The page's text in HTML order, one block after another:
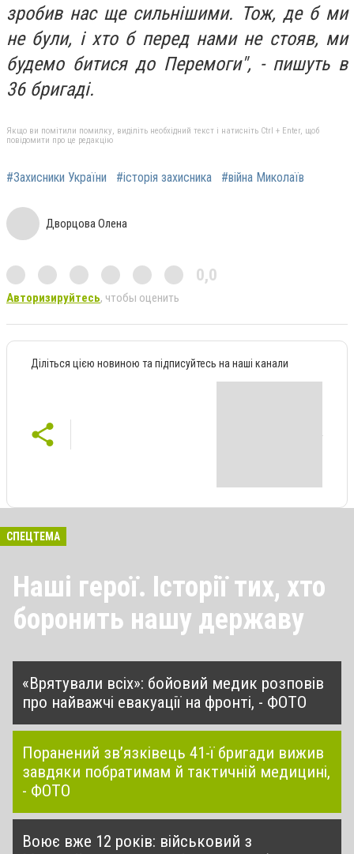
зробив нас ще сильнішими. Тож, де б ми
не були, і хто б перед нами не стояв, ми
будемо битися до Перемоги", - пишуть в
36 бригаді.
Якщо ви помітили помилку, виділіть необхідний текст і натисніть Ctrl + Enter, щоб
повідомити про це редакцію
#Захисники України #історія захисника #війна Миколаїв
Дворцова Олена
0,0
Авторизируйтесь, чтобы оценить
Діліться цією новиною та підписуйтесь на наші канали
СПЕЦТЕМА
Наші герої. Історії тих, хто
боронить нашу державу
«Врятували всіх»: бойовий медик розповів
про найважчі евакуації на фронті, - ФОТО
Поранений зв’язківець 41-ї бригади вижив
завдяки побратимам й тактичній медицині,
- ФОТО
Воює вже 12 років: військовий з